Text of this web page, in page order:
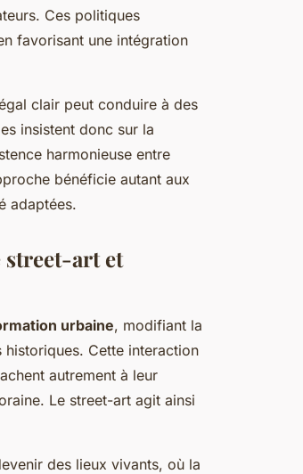
Ces politiques
favorisant une intégration
clair peut conduire à des
insistent donc sur la
harmonieuse entre
bénéficie autant aux
adaptées.
street-art et
urbaine, modifiant la
Cette interaction
autrement à leur
Le street-art agit ainsi
des lieux vivants, où la